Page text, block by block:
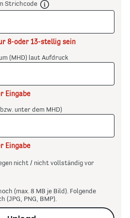
Strichcode
8-oder 13-stellig sein
(MHD) laut Aufdruck
Eingabe
unter dem MHD)
Eingabe
nicht / nicht vollständig vor
(max. 8 MB je Bild). Folgende
(JPG, PNG, BMP).